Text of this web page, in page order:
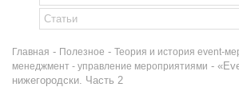
Главная - Полезное - Теория и история event-
менеджмент - управление мероприятиями -
нижегородски. Часть 2